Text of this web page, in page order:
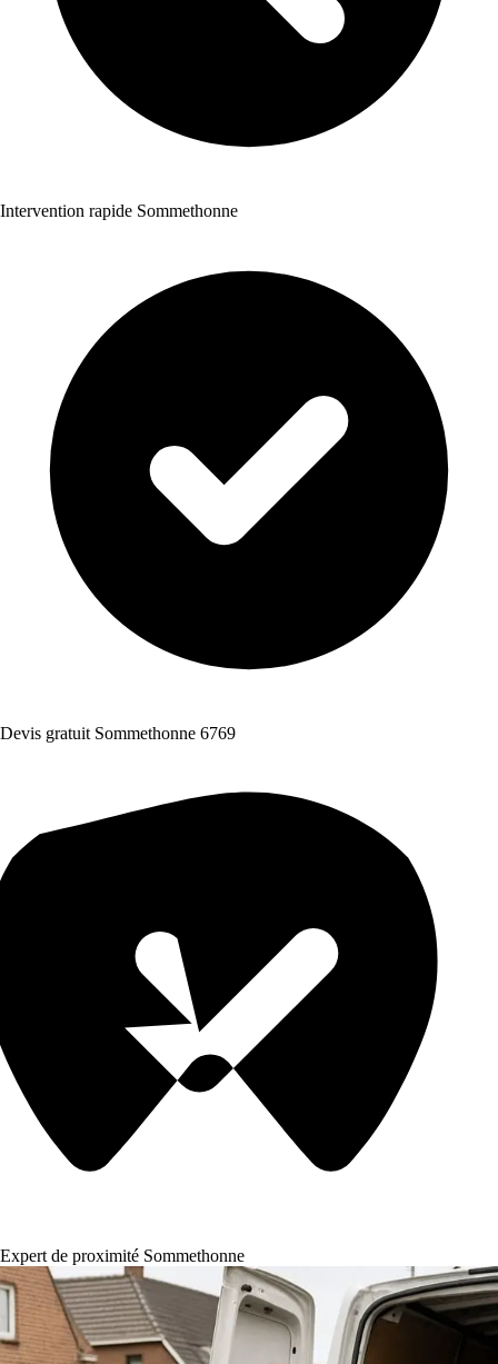
Intervention rapide Sommethonne
Devis gratuit Sommethonne 6769
Expert de proximité Sommethonne